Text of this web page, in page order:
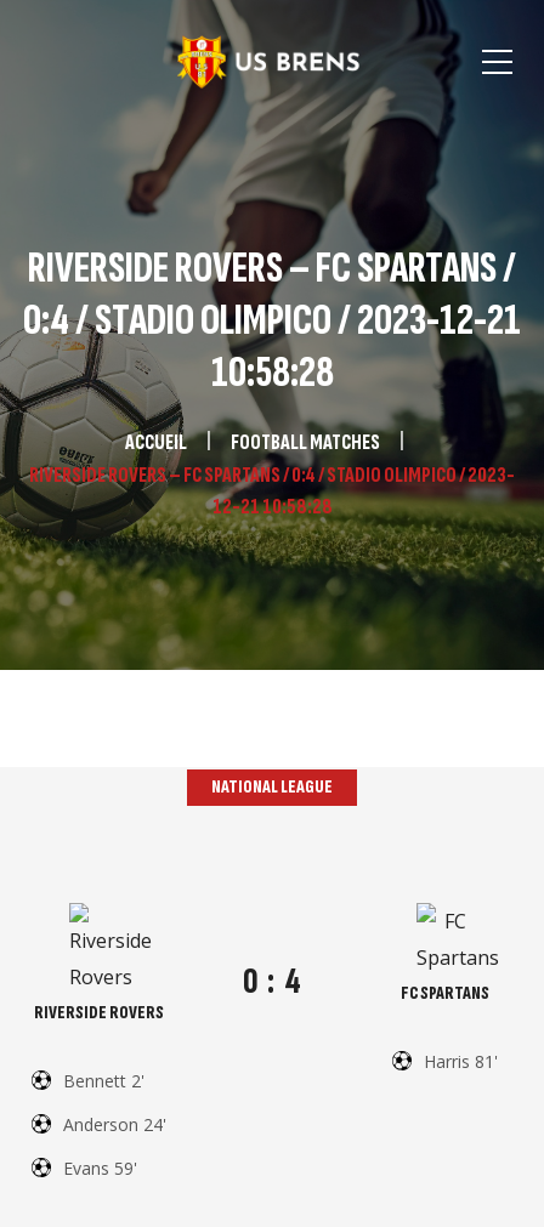
RIVERSIDE ROVERS – FC SPARTANS /
0:4 / STADIO OLIMPICO / 2023-12-21
10:58:28
ACCUEIL
FOOTBALL MATCHES
RIVERSIDE ROVERS – FC SPARTANS / 0:4 / STADIO OLIMPICO / 2023-
12-21 10:58:28
NATIONAL LEAGUE
RIVERSIDE ROVERS
Bennett 2'
Anderson 24'
Evans 59'
0 : 4 FC SPARTANS
Harris 81'